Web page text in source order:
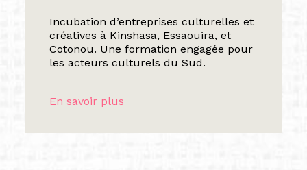
Incubation d’entreprises culturelles et
créatives à Kinshasa, Essaouira, et
Cotonou. Une formation engagée pour
les acteurs culturels du Sud.
En savoir plus